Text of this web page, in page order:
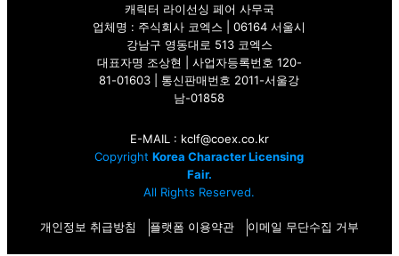
캐릭터 라이선싱 페어 사무국
업체명 : 주식회사 코엑스 | 06164 서울시
강남구 영동대로 513 코엑스
대표자명 조상현 | 사업자등록번호 120-
81-01603 | 통신판매번호 2011-서울강
남-01858
E-MAIL : kclf@coex.co.kr
CopyrightKorea Character Licensing
Fair.
All Rights Reserved.
개인정보 취급방침 플랫폼 이용약관 이메일 무단수집 거부